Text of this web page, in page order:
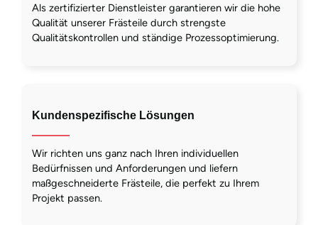
Als zertifizierter Dienstleister garantieren wir die hohe
Qualität unserer Frästeile durch strengste
Qualitätskontrollen und ständige Prozessoptimierung.
Kundenspezifische Lösungen
Wir richten uns ganz nach Ihren individuellen
Bedürfnissen und Anforderungen und liefern
maßgeschneiderte Frästeile, die perfekt zu Ihrem
Projekt passen.